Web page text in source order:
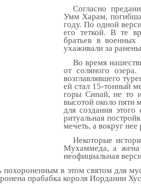
Согласно
Умм Харам,
году. По одной
его теткой. В те
братьев в
ухаживали за
Во время
от соляного
возглавлявшего
ей стал 15-тонный
горы Синай, не то
высотой около пяти
для создания этого
ритуальная
мечеть, а вокруг
Некоторые
Мухаммеда, а жена
неофициальная
в этом святом для
прабабка короля Иордании